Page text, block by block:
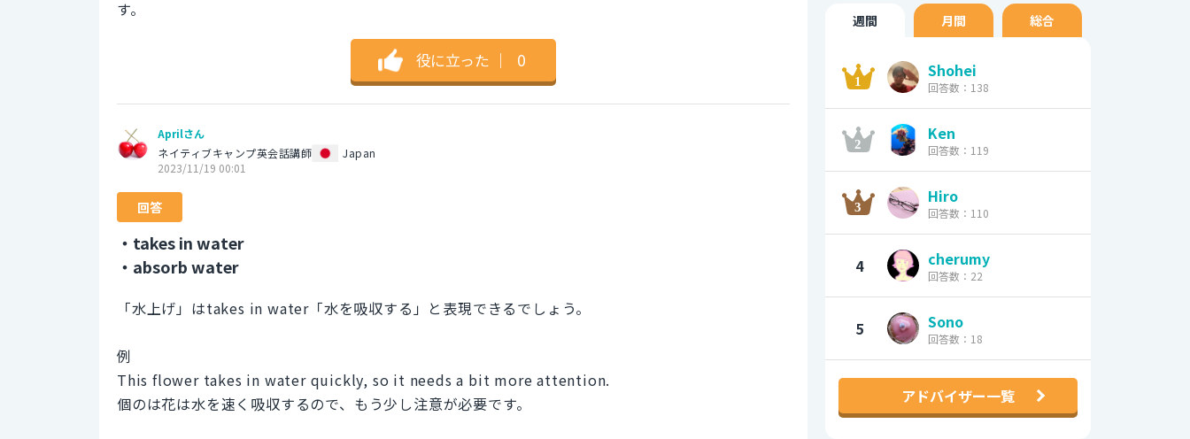
す。
役に立った ｜ 0
Aprilさん
ネイティブキャンプ英会話講師
Japan
2023/11/19 00:01
回答
・takes in water
・absorb water
「水上げ」はtakes in water「水を吸収する」と表現できるでしょう。
例
This flower takes in water quickly, so it needs a bit more attention.
個のは花は水を速く吸収するので、もう少し注意が必要です。
週間 月間 総合
Shohei
回答数：138
Ken
回答数：119
Hiro
回答数：110
4 cherumy
回答数：22
5 Sono
回答数：18
アドバイザー一覧